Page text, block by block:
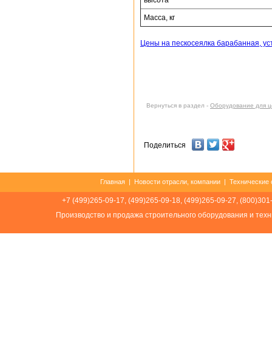
Масса, кг
Цены на пескосеялка барабанная,
Вернуться в раздел - Оборудование для
Поделиться
Главная | Новости отрасли, компании | Технические
+7 (499)265-09-17, (499)265-09-18, (499)265-09-27,
Производство и продажа строительного оборудования и